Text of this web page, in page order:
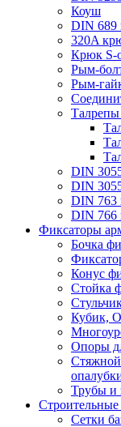
Коуш
DIN 689
320A
Крюк S-
Рым-
Рым-
Талрепы
DIN
DIN
DIN 763
DIN 766
Фиксаторы
Бочка
Конус
Стойка
Кубик,
Опоры
Трубы и
Сетки